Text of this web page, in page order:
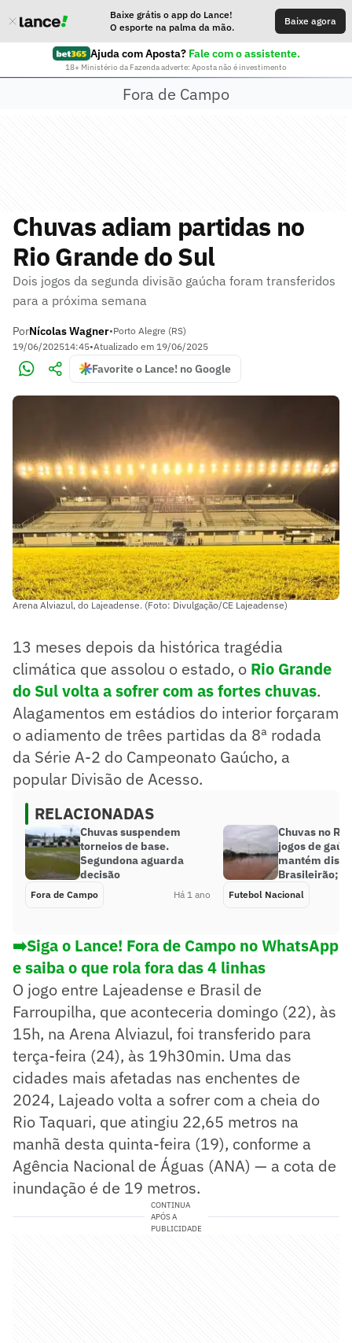
Baixe grátis o app do Lance!
O esporte na palma da mão.
Baixe agora
Ajuda com Aposta? Fale com o assistente.
18+ Ministério da Fazenda adverte: Aposta não é investimento
Fora de Campo
Chuvas adiam partidas no
Rio Grande do Sul
Dois jogos da segunda divisão gaúcha foram transferidos
para a próxima semana
PorNícolas Wagner•Porto Alegre (RS)
19/06/202514:45•Atualizado em 19/06/2025
Favorite o Lance! no Google
Arena Alviazul, do Lajeadense. (Foto: Divulgação/CE Lajeadense)
13 meses depois da histórica tragédia
climática que assolou o estado, o Rio Grande
do Sul volta a sofrer com as fortes chuvas.
Alagamentos em estádios do interior forçaram
o adiamento de trêes partidas da 8ª rodada
da Série A-2 do Campeonato Gaúcho, a
popular Divisão de Acesso.
RELACIONADAS
Chuvas suspendem
torneios de base.
Segundona aguarda
decisão
Fora de Campo Há 1 ano
Chuvas no
jogos de
mantém
Brasileirão;
Futebol Nacional
➡️Siga o Lance! Fora de Campo no WhatsApp
e saiba o que rola fora das 4 linhas
O jogo entre Lajeadense e Brasil de
Farroupilha, que aconteceria domingo (22), às
15h, na Arena Alviazul, foi transferido para
terça-feira (24), às 19h30min. Uma das
cidades mais afetadas nas enchentes de
2024, Lajeado volta a sofrer com a cheia do
Rio Taquari, que atingiu 22,65 metros na
manhã desta quinta-feira (19), conforme a
Agência Nacional de Águas (ANA) — a cota de
inundação é de 19 metros.
CONTINUA
APÓS A
PUBLICIDADE